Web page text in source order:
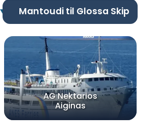
Mantoudi til Glossa Skip
AG Nektarios
Aiginas